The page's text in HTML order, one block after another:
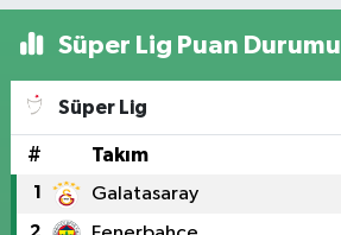
Süper Lig Puan Durumu
Süper Lig
# Takım
1 Galatasaray